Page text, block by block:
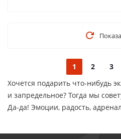
1 2 3
Хочется подарить что-нибудь
и запредельное? Тогда мы
Да-да! Эмоции, радость,